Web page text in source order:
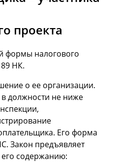
проекта
формы налогового
НК.
о ее организации.
должности не ниже
Его форма
Закон предъявляет
содержанию: